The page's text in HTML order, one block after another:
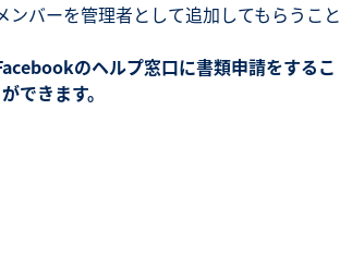
バーを管理者として追加してもらうこと
のヘルプ窓口に書類申請をするこ
できます。